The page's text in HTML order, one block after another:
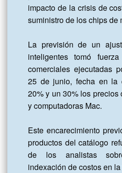
impacto de la crisis de
suministro de los chips de
La previsión de un
inteligentes tomó
comerciales ejecutadas
25 de junio, fecha en la
20% y un 30% los precios
y computadoras Mac.
Este encarecimiento
productos del catálogo
de los analistas
indexación de costos en